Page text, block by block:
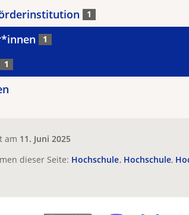
1
1
1
am 11. Juni 2025
dieser Seite: Hochschule Hochschule